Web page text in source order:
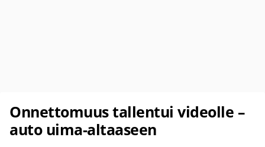
Onnettomuus tallentui videolle –
auto uima-altaaseen